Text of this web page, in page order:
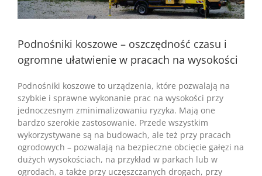
Podnośniki koszowe – oszczędność czasu i
ogromne ułatwienie w pracach na wysokości
Podnośniki koszowe to urządzenia, które pozwalają na
szybkie i sprawne wykonanie prac na wysokości przy
jednoczesnym zminimalizowaniu ryzyka. Mają one
bardzo szerokie zastosowanie. Przede wszystkim
wykorzystywane są na budowach, ale też przy pracach
ogrodowych – pozwalają na bezpieczne obcięcie gałęzi na
dużych wysokościach, na przykład w parkach lub w
ogrodach, a także przy uczęszczanych drogach, przy